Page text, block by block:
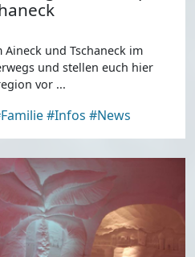
Aineck und Tschaneck im
und stellen euch hier
vor ...
#Infos #News